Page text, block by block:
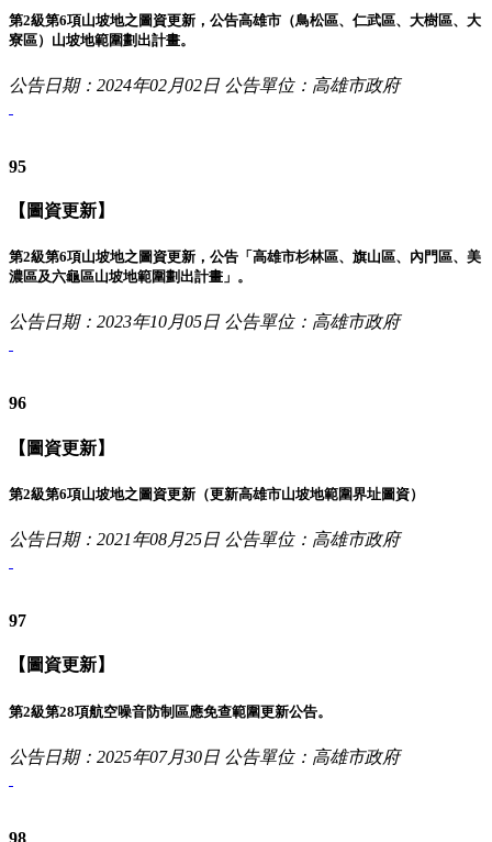
第2級第6項山坡地之圖資更新，公告高雄市（鳥松區、仁武區、大樹區、大
寮區）山坡地範圍劃出計畫。
公告日期：2024年02月02日 公告單位：高雄市政府
95
【圖資更新】
第2級第6項山坡地之圖資更新，公告「高雄市杉林區、旗山區、內門區、美
濃區及六龜區山坡地範圍劃出計畫」。
公告日期：2023年10月05日 公告單位：高雄市政府
96
【圖資更新】
第2級第6項山坡地之圖資更新（更新高雄市山坡地範圍界址圖資）
公告日期：2021年08月25日 公告單位：高雄市政府
97
【圖資更新】
第2級第28項航空噪音防制區應免查範圍更新公告。
公告日期：2025年07月30日 公告單位：高雄市政府
98